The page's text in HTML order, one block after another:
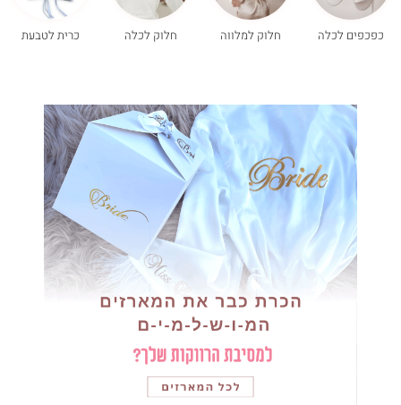
כפכפים לכלה חלוק למלווה חלוק לכלה כרית לטבעת